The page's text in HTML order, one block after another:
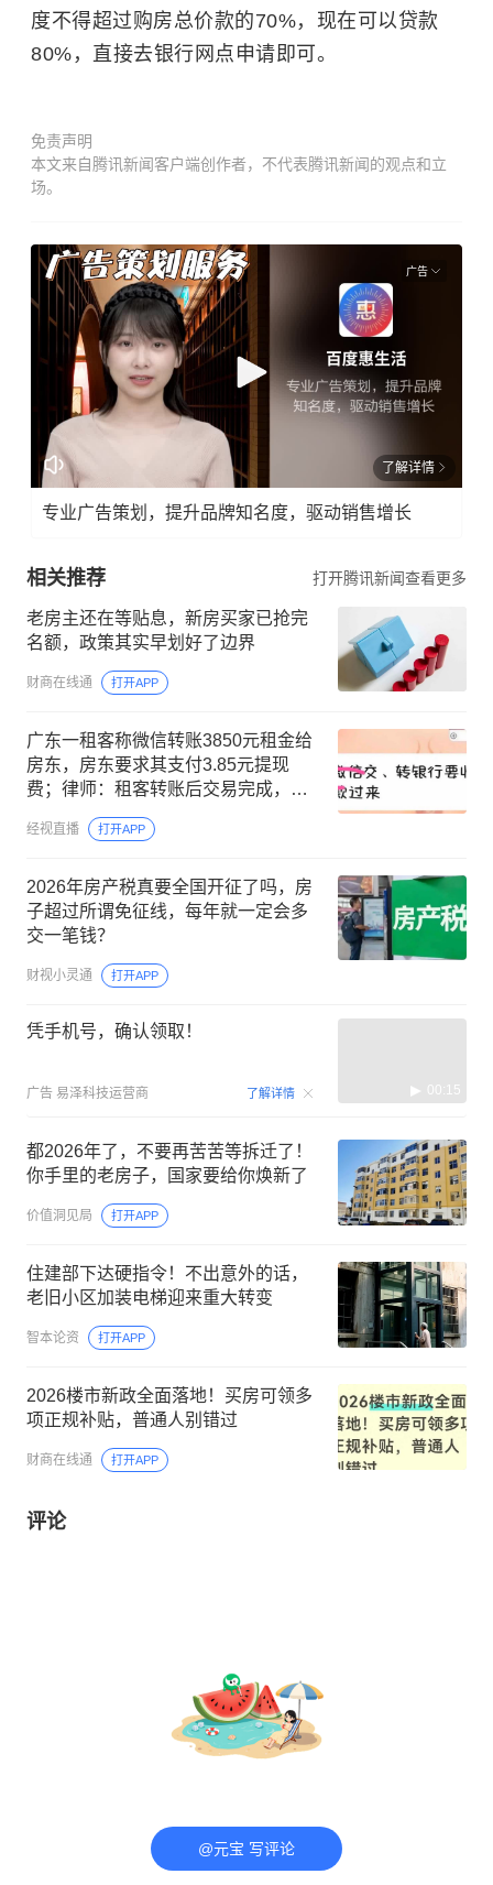
度不得超过购房总价款的70%，现在可以贷款
80%，直接去银行网点申请即可。
免责声明
本文来自腾讯新闻客户端创作者，不代表腾讯新闻的观点和立
场。
广告
了解详情
专业广告策划，提升品牌知名度，驱动销售增长
相关推荐 打开腾讯新闻查看更多
老房主还在等贴息，新房买家已抢完
名额，政策其实早划好了边界
财商在线通 打开APP
广东一租客称微信转账3850元租金给
房东，房东要求其支付3.85元提现
费；律师：租客转账后交易完成，房
东提现手续费无权转嫁给租客
经视直播 打开APP
2026年房产税真要全国开征了吗，房
子超过所谓免征线，每年就一定会多
交一笔钱？
财视小灵通 打开APP
凭手机号，确认领取！
广告 易泽科技运营商 了解详情 00:15
都2026年了，不要再苦苦等拆迁了！
你手里的老房子，国家要给你焕新了
价值洞见局 打开APP
住建部下达硬指令！不出意外的话，
老旧小区加装电梯迎来重大转变
智本论资 打开APP
2026楼市新政全面落地！买房可领多
项正规补贴，普通人别错过
财商在线通 打开APP
评论
@元宝 写评论